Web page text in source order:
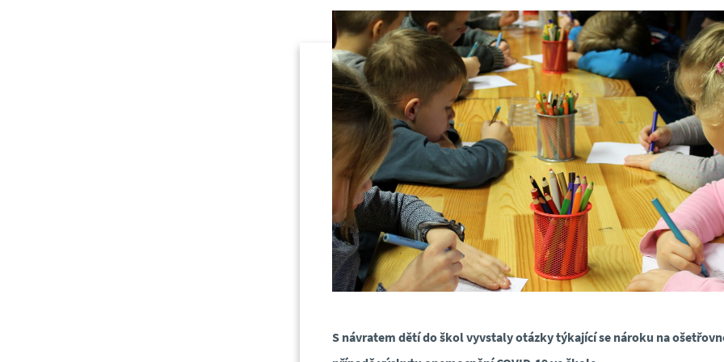
S návratem dětí do škol vyvstaly otázky týkající se nároku na